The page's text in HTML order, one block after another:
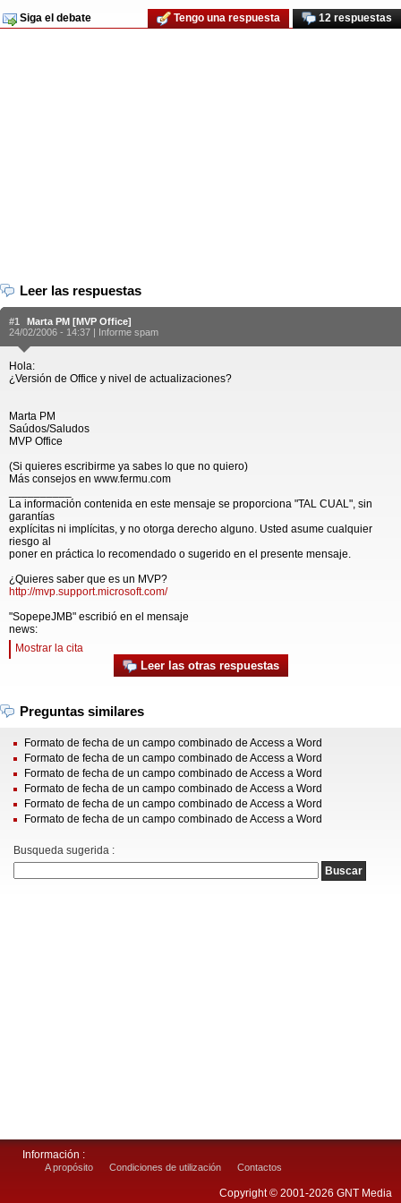
Siga el debate 12 respuestas
Tengo una respuesta
Leer las respuestas
#1
Marta PM [MVP Office]
24/02/2006 - 14:37 | Informe spam
Hola:
¿Versión de Office y nivel de actualizaciones?
Marta PM
Saúdos/Saludos
MVP Office
(Si quieres escribirme ya sabes lo que no quiero)
Más consejos en www.fermu.com
La información contenida en este mensaje se proporciona "TAL CUAL", sin
garantías
explícitas ni implícitas, y no otorga derecho alguno. Usted asume cualquier
riesgo al
poner en práctica lo recomendado o sugerido en el presente mensaje.
¿Quieres saber que es un MVP?
http://mvp.support.microsoft.com/
"SopepeJMB" escribió en el mensaje
news:
Mostrar la cita
Leer las otras respuestas
Preguntas similares
Formato de fecha de un campo combinado de Access a Word
Formato de fecha de un campo combinado de Access a Word
Formato de fecha de un campo combinado de Access a Word
Formato de fecha de un campo combinado de Access a Word
Formato de fecha de un campo combinado de Access a Word
Formato de fecha de un campo combinado de Access a Word
Busqueda sugerida :
Información :
A propósito Condiciones de utilización Contactos
Copyright © 2001-2026 GNT Media